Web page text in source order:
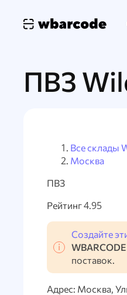
ПВЗ
Все склады
Москва
ПВЗ
Рейтинг 4.95
Создайте
WBARCODE
поставок.
Адрес: Москва,